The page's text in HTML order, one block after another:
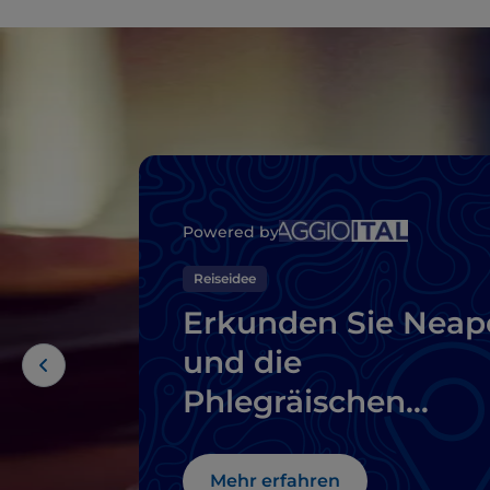
Powered by
Reiseidee
Erkunden Sie
und die
Phlegräischen
durch die
Mehr erfahren